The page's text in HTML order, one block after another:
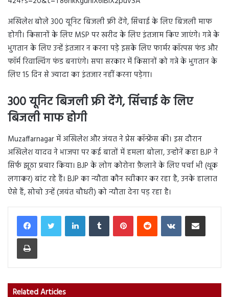
अखिलेश बोले 300 यूनिट बिजली फ्री देंगे, सिंचाई के लिए बिजली माफ
होगी। किसानों के लिए MSP पर खरीद के लिए इंतजाम किए जाएंगे। गन्ने के
भुगतान के लिए उन्हें इंतजार न करना पड़े इसके लिए फार्मर कॉरपस फंड और
फॉर्म रिवाल्विंग फंड बनाएंगे। सपा सरकार में किसानों को गन्ने के भुगतान के
लिए 15 दिन से ज्यादा का इंतजार नहीं करना पड़ेगा।
300 यूनिट बिजली फ्री देंगे, सिंचाई के लिए
बिजली माफ होगी
Muzaffarnagar में अखिलेश और जंयत ने प्रेस कॉन्फ्रेंस की। इस दौरान
अखिलेश यादव ने भाजपा पर कई बातों में हमला बोला, उन्होनें कहा BJP ने
सिर्फ झूठा प्रचार किया। BJP के लोग कोरोना फ़ैलाने के लिए पर्चा भी (थूक
लगाकर) बांट रहे हैं। BJP का न्यौता कौन स्वीकार कर रहा है, उनके हालात
ऐसे हैं, सोचो उन्हें (जयंत चौधरी) को न्यौता देना पड़ रहा है।
LinkedInTumblr PinterestReddit VKontakteShare via Email
Print
Related Articles